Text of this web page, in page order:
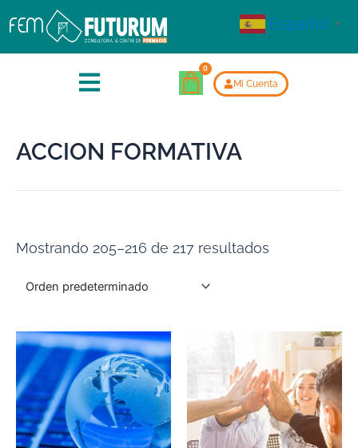
Mi Cuenta
ACCION FORMATIVA
Mostrando 205–216 de 217 resultados
Español ▼